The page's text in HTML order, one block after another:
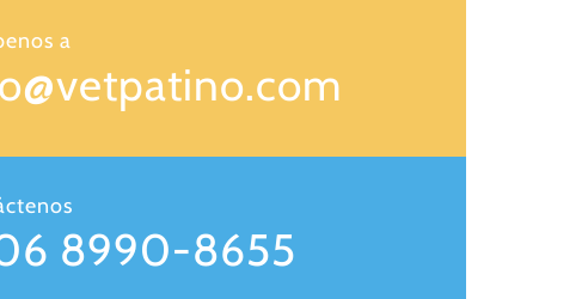
a
8990-8655